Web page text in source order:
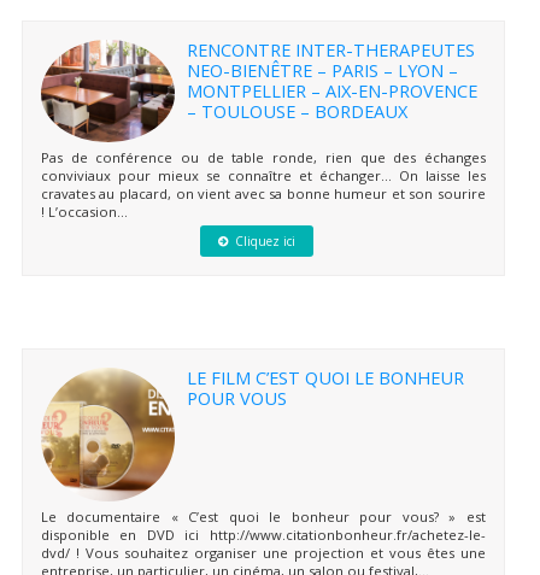
RENCONTRE INTER-THERAPEUTES
NEO-BIENÊTRE – PARIS – LYON –
MONTPELLIER – AIX-EN-PROVENCE
– TOULOUSE – BORDEAUX
Pas de conférence ou de table ronde, rien que des échanges
conviviaux pour mieux se connaître et échanger… On laisse les
cravates au placard, on vient avec sa bonne humeur et son sourire
! L’occasion...
Cliquez ici
LE FILM C’EST QUOI LE BONHEUR
POUR VOUS
Le documentaire « C’est quoi le bonheur pour vous? » est
disponible en DVD ici http://www.citationbonheur.fr/achetez-le-
dvd/ ! Vous souhaitez organiser une projection et vous êtes une
entreprise, un particulier, un cinéma, un salon ou festival,...